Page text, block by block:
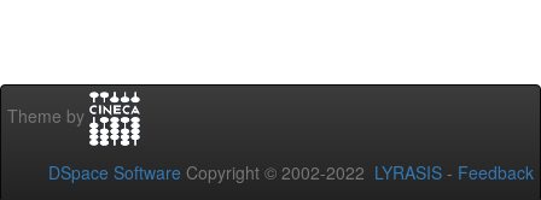
Theme by
DSpace Software Copyright © 2002-2022 LYRASIS - Feedback